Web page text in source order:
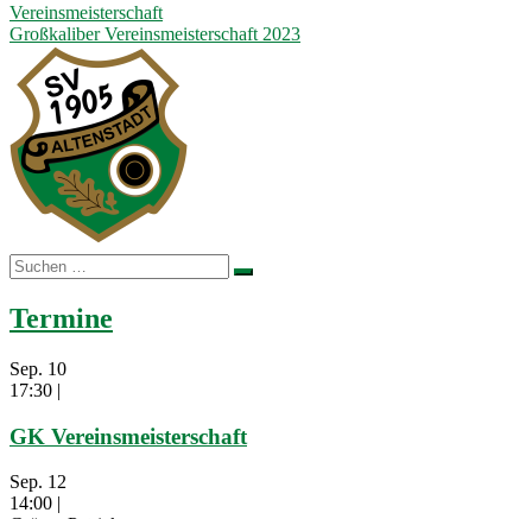
Beitragsnavigation
Vereinsmeisterschaft
Großkaliber Vereinsmeisterschaft 2023
Suchen
nach:
Termine
Sep. 10
17:30 |
GK Vereinsmeisterschaft
Sep. 12
14:00